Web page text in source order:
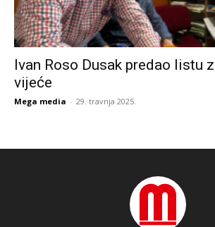
Ivan Roso Dusak predao listu
vijeće
Mega media - 29. travnja 2025.